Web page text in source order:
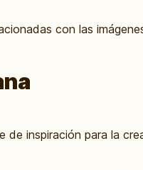
con las
inspiración para la